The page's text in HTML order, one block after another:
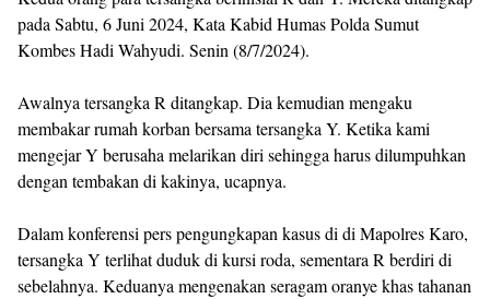
pada Sabtu, 6 Juni 2024, Kata Kabid Humas Polda Sumut
Kombes Hadi Wahyudi. Senin (8/7/2024).
Awalnya tersangka R ditangkap. Dia kemudian mengaku
membakar rumah korban bersama tersangka Y. Ketika kami
mengejar Y berusaha melarikan diri sehingga harus dilumpuhkan
dengan tembakan di kakinya, ucapnya.
Dalam konferensi pers pengungkapan kasus di di Mapolres Karo,
tersangka Y terlihat duduk di kursi roda, sementara R berdiri di
sebelahnya. Keduanya mengenakan seragam oranye khas tahanan